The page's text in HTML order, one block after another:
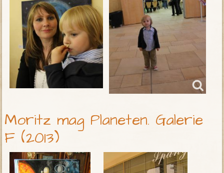
Moritz mag Planeten. Galerie
F (2013)